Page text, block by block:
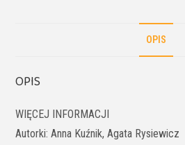
OPIS
OPIS
WIĘCEJ INFORMACJI
Autorki: Anna Kuźnik, Agata Rysiewicz